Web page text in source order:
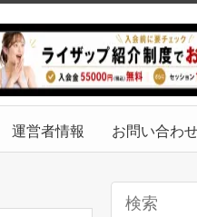
運営者情報 お問い合わ